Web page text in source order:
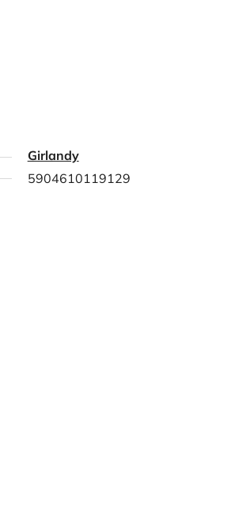
Girlandy
5904610119129